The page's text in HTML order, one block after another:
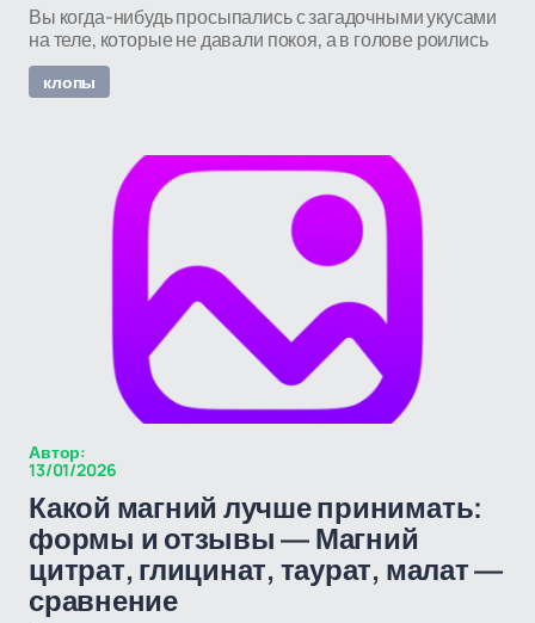
Вы когда-нибудь просыпались с загадочными укусами
на теле, которые не давали покоя, а в голове роились
клопы
Автор:
13/01/2026
Какой магний лучше принимать:
формы и отзывы — Магний
цитрат, глицинат, таурат, малат —
сравнение